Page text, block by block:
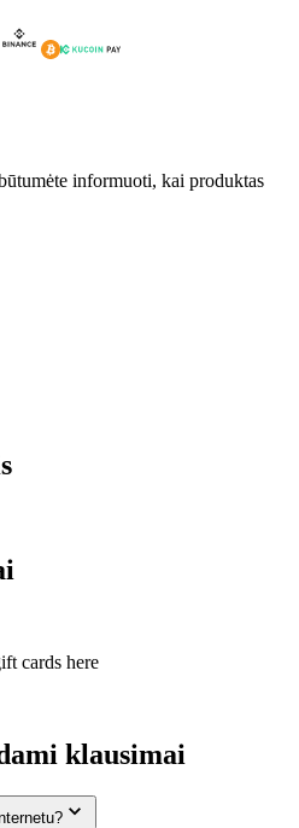
informuoti, kai produktas
cards here
klausimai